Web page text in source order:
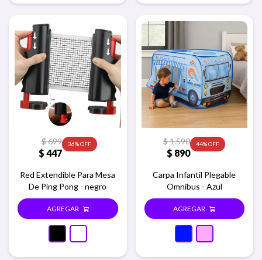
$ 447
$699 36
Red Extendible Para Mesa
De Ping Pong - negro
$ 890
$1.590 44
Carpa Infantil Plegable
Omnibus - Azul